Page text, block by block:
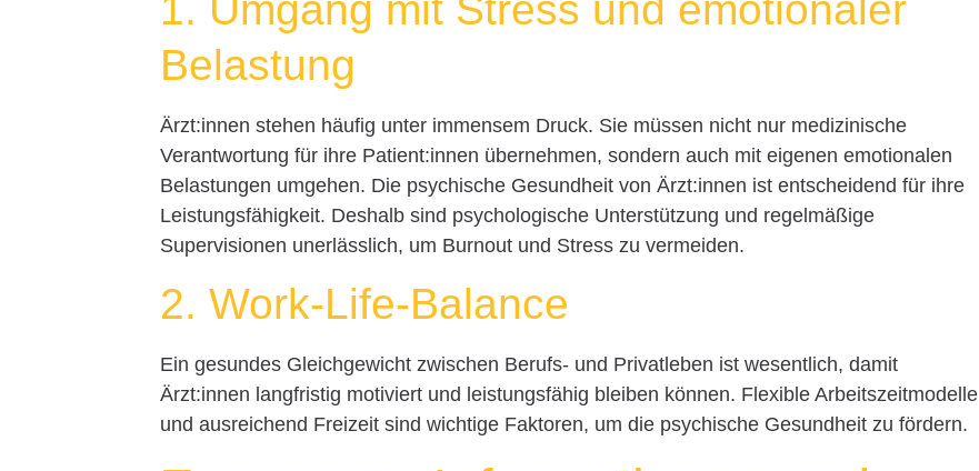
Belastung
Ärzt:innen stehen häufig unter immensem Druck. Sie müssen nicht nur medizinische
Verantwortung für ihre Patient:innen übernehmen, sondern auch mit eigenen emotionalen
Belastungen umgehen. Die psychische Gesundheit von Ärzt:innen ist entscheidend für ihre
Leistungsfähigkeit. Deshalb sind psychologische Unterstützung und regelmäßige
Supervisionen unerlässlich, um Burnout und Stress zu vermeiden.
2. Work-Life-Balance
Ein gesundes Gleichgewicht zwischen Berufs- und Privatleben ist wesentlich, damit
Ärzt:innen langfristig motiviert und leistungsfähig bleiben können. Flexible Arbeitszeitmodelle
und ausreichend Freizeit sind wichtige Faktoren, um die psychische Gesundheit zu fördern.